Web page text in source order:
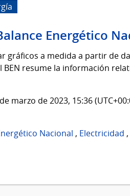
Energético
gráficos a medida a partir de
BEN resume la información
marzo de 2023, 15:36
Nacional , Electricidad ,